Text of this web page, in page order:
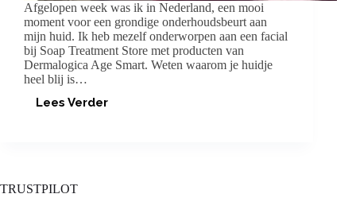
Afgelopen week was ik in Nederland, een mooi
moment voor een grondige onderhoudsbeurt aan
mijn huid. Ik heb mezelf onderworpen aan een facial
bij Soap Treatment Store met producten van
Dermalogica Age Smart. Weten waarom je huidje
heel blij is…
Lees Verder
VERBETER
TRUSTPILOT